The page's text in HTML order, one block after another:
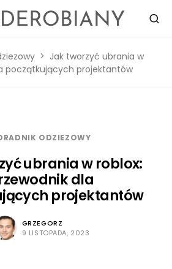
Jak tworzyć ubrania w
początkujących projektantów
ODZIEZOWY
ubrania w roblox:
dla
projektantów
GRZEGORZ
9 LISTOPADA, 2023